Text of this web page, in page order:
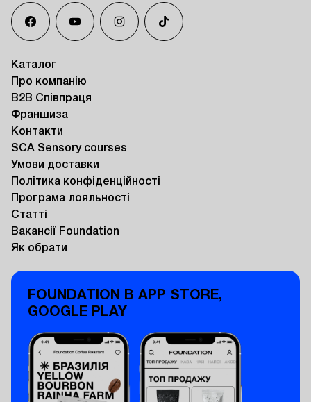
Каталог
Про компанію
B2B Співпраця
Франшиза
Контакти
SCA Sensory courses
Умови доставки
Політика конфіденційності
Програма лояльності
Статті
Вакансії Foundation
Як обрати
FOUNDATION В APP STORE,
GOOGLE PLAY